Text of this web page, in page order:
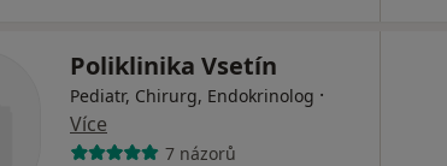
Poliklinika Vsetín
Pediatr, Chirurg, Endokrinolog ·
Více
7 názorů